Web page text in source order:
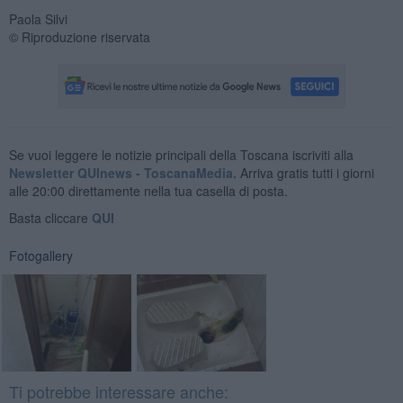
Paola Silvi
© Riproduzione riservata
Se vuoi leggere le notizie principali della Toscana iscriviti alla
Newsletter QUInews - ToscanaMedia. Arriva gratis tutti i giorni
alle 20:00 direttamente nella tua casella di posta.
Basta cliccare QUI
Fotogallery
Ti potrebbe interessare anche: